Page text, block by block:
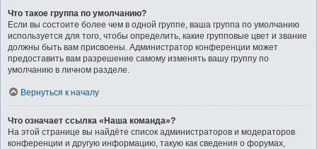
Что такое группа по умолчанию?
Если вы состоите более чем в одной группе, ваша группа по умолчанию
используется для того, чтобы определить, какие групповые цвет и звание
должны быть вам присвоены. Администратор конференции может
предоставить вам разрешение самому изменять вашу группу по
умолчанию в личном разделе.
Вернуться к началу
Что означает ссылка «Наша команда»?
На этой странице вы найдёте список администраторов и модераторов
конференции и другую информацию, такую как сведения о форумах,